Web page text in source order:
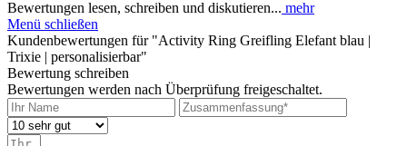
Bewertungen lesen, schreiben und diskutieren... mehr
Menü schließen
Kundenbewertungen für "Activity Ring Greifling Elefant blau |
Trixie | personalisierbar"
Bewertung schreiben
Bewertungen werden nach Überprüfung freigeschaltet.